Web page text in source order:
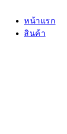
หน้าแรก
สินค้า